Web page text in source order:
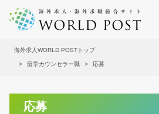
海外求人WORLD POSTトップ
留学カウンセラー職 応募
応募